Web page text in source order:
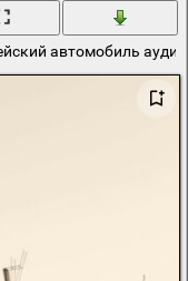
автомобиль ауди